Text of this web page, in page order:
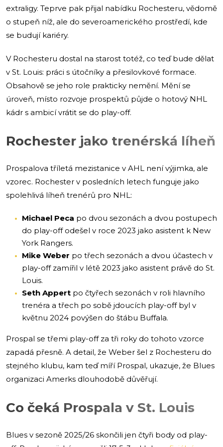
extraligy. Teprve pak přijal nabídku Rochesteru, vědomě
o stupeň níž, ale do severoamerického prostředí, kde
se budují kariéry.
V Rochesteru dostal na starost totéž, co teď bude dělat
v St. Louis: práci s útočníky a přesilovkové formace.
Obsahově se jeho role prakticky nemění. Mění se
úroveň, místo rozvoje prospektů půjde o hotový NHL
kádr s ambicí vrátit se do play-off.
Rochester jako trenérská líheň
Prospalova tříletá mezistanice v AHL není výjimka, ale
vzorec. Rochester v posledních letech funguje jako
spolehlivá líheň trenérů pro NHL:
Michael Peca po dvou sezonách a dvou postupech
do play-off odešel v roce 2023 jako asistent k New
York Rangers.
Mike Weber po třech sezonách a dvou účastech v
play-off zamířil v létě 2023 jako asistent právě do St.
Louis.
Seth Appert po čtyřech sezonách v roli hlavního
trenéra a třech po sobě jdoucích play-off byl v
květnu 2024 povýšen do štábu Buffala.
Prospal se třemi play-off za tři roky do tohoto vzorce
zapadá přesně. A detail, že Weber šel z Rochesteru do
stejného klubu, kam teď míří Prospal, ukazuje, že Blues
organizaci Amerks dlouhodobě důvěřují.
Co čeká Prospala v St. Louis
Blues v sezoně 2025/26 skončili jen čtyři body od play-